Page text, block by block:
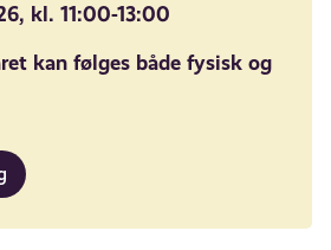
kl. 11:00-13:00
kan følges både fysisk og